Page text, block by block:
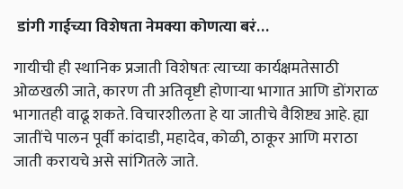
डांगीगाईच्याविशेषतानेमक्याकोणत्याबरं…
गायीची ही स्थानिक प्रजाती विशेषतः त्याच्या कार्यक्षमतेसाठी
ओळखली जाते, कारण ती अतिवृष्टी होणाऱ्या भागात आणि डोंगराळ
भागातही वाढू शकते. विचारशीलता हे या जातीचे वैशिष्ट्य आहे. ह्या
जातींचे पालन पूर्वी कांदाडी, महादेव, कोळी, ठाकूर आणि मराठा
जाती करायचे असे सांगितले जाते.